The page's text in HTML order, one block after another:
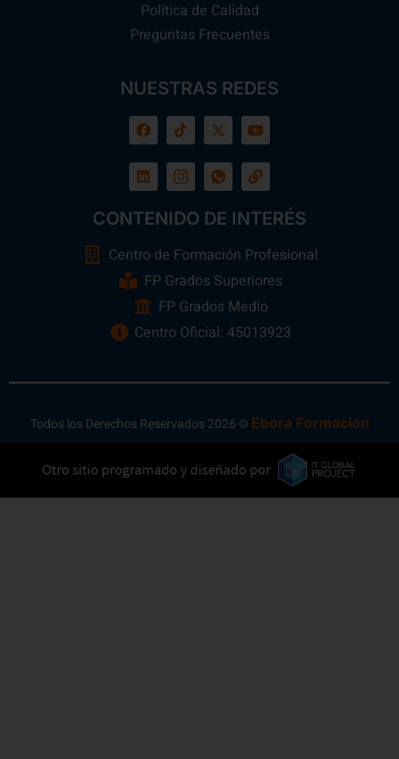
Política de Calidad
Preguntas Frecuentes
NUESTRAS REDES
CONTENIDO DE INTERÉS
Centro de Formación Profesional
FP Grados Superiores
FP Grados Medio
Centro Oficial: 45013923
Todos los Derechos Reservados 2026 © Ebora Formación